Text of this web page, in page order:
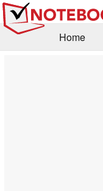
Home